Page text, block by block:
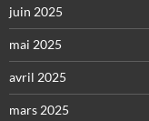
juin 2025
mai 2025
avril 2025
mars 2025